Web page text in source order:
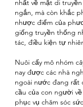
nhất về mặt di
ngắn, mà còn khắc
nhược điểm của
giống truyền thống
tác, điều kiện tự
Nuôi cấy mô nhóm
nay được các nhà
ngoài nước đang rất
cầu của con người
phục vụ chăm sóc